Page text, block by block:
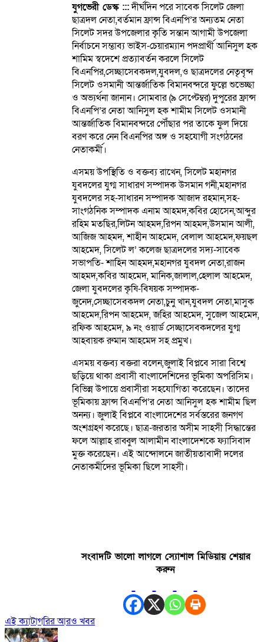
যুগভেরী ডেস্ক :::দীর্ঘদিন পরে সাবেক সিলেট জেলা
ছাত্রদল নেতা,বর্তমান ফ্রান্স বিএনপি’র অন্যতম নেতা
সিলেট সদর উপজেলার কৃতি সন্তান আগামী উপজেলা
নির্বাচনে সম্ভাব্য ভাইস-চেয়ারম্যান পদপ্রার্থী আনিসুল হক
শামিম স্বদেশে প্রত্যাবর্তন করলে সিলেট
বিএনপির,সেচ্ছাসেবকদল,যুবদল,ও ছাত্রদলের নেতৃবৃন্দ
সিলেট ওসমানী আন্তর্জাতিক বিমানবন্দরে ফুল্লে শুভেচ্ছা
ও অভ্যর্থনা জানান। সোমবার (৯ সেপ্টেম্বর) দুপুরের ফ্রান্স
বিএনপি’র নেতা আনিসুল হক শামীম সিলেট ওসমানী
আন্তর্জাতিক বিমানবন্দরে পৌঁছার পর তাকে ফুল দিয়ে
বরণ করে নেন বিএনপির অঙ্গ ও সহযোগী সংগঠনের
নেতাকর্মী।
এসময় উপস্থিতি ও বক্তব্য রাখেন, সিলেট মহানগর
যুবদলের যুগ্ম সাধারণ সম্পাদক উসমান গনী,মহানগর
যুবদলের সহ-সাধারন সম্পাদক আজাদ রহমান,সহ-
সাংগঠনিক সম্পাদক এনাম আহমদ,কবির হোসেন,আব্দুর
রহিম মতছির,লিটন আহমদ,রিপন আহমদ,উসমান আলী,
আজিজ আহমদ, শাহীন আহমেদ, বেলাল আহমেদ,ফয়ছল
আহমেদ, সিলেট ল’ কলেজ ছাত্রদলের সদ্য-সাবেক
সভাপতি- শাহিন আহমদ,মহানগর যুবদল নেতা,রাজন
আহমদ,কবির আহমেদ, মানিক,জালাল,হেলাল আহমেদ,
জেলা যুবদলের কৃষি-বিষয়ক সম্পাদক-
জুনেদ,সেচ্ছাসেবকদল নেতা,চুনু খান,যুবদল নেতা,মাসুক
আহমেদ,রিপন আহমেদ, জহির আহমেদ, সুজেল আহমেদ,
রফিক আহমেদ, ৯ নং ওয়ার্ড সেচ্ছাসেবকদলের যুগ্ম
আহবায়ক রুমান আহমেদ সহ প্রমুখ।
এসময় বক্তব্য বক্তরা বলেন,জুলাই বিপ্লবে সারা বিশ্বে
ছড়িয়ে থাকা প্রবাসী বাংলাদেশিদের ভূমিকা অপরিসিম।
বিভিন্ন উপায়ে প্রবাসীরা সহযোগিতা করেছেন। তাদের
ভূমিকায় ফ্রান্স বিএনপি’র নেতা আনিসুল হক শামীম ছিল
অনন্য। জুলাই বিপ্লবে বাংলাদেশের সর্বস্তরের জনগণ
অংশগ্রহণ করেছে। ছাত্র-জরতার অসীম সাহসী সিদ্ধান্তের
ফলে আল্লাহ রাব্বুল আলামীন বাংলাদেশকে ফ্যাসিবাদ
মুক্ত করেছেন। এই আন্দোলনে জাতীয়তাবাদী দলের
নেতাকর্মীদের ভূমিকা ছিলে সাহসী।
সংবাদটি ভালো লাগলে স্যোশাল মিডিয়ায় শেয়ার
করুন
এই ক্যাটাগরির আরও খবর